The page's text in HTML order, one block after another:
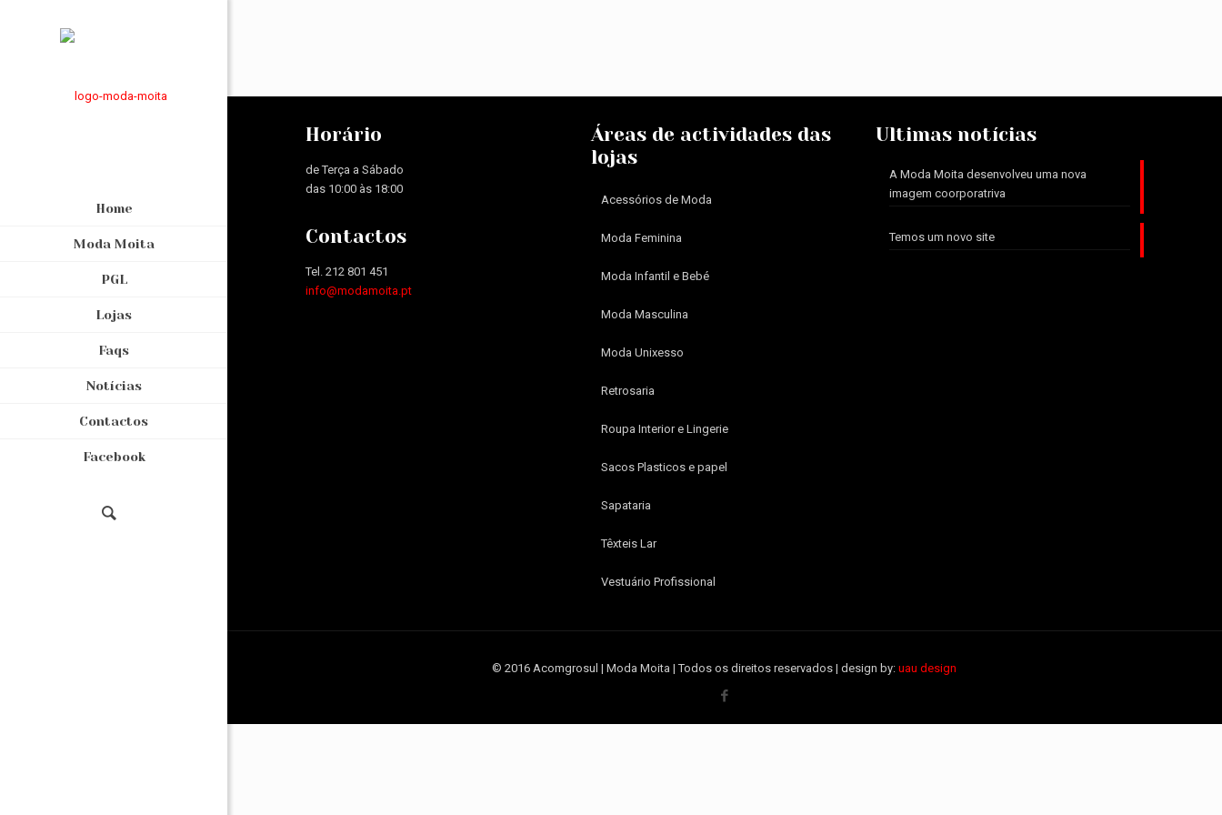
Home
Moda Moita
PGL
Lojas
Faqs
Notícias
Contactos
Facebook
Horário
de Terça a Sábado
das 10:00 às 18:00
Contactos
Tel. 212 801 451
info@modamoita.pt
Áreas de actividades das
lojas
Acessórios de Moda
Moda Feminina
Moda Infantil e Bebé
Moda Masculina
Moda Unixesso
Retrosaria
Roupa Interior e Lingerie
Sacos Plasticos e papel
Sapataria
Têxteis Lar
Vestuário Profissional
Ultimas notícias
A Moda Moita desenvolveu uma nova
imagem coorporatriva
Temos um novo site
© 2016 Acomgrosul | Moda Moita | Todos os direitos reservados | design by:uau design